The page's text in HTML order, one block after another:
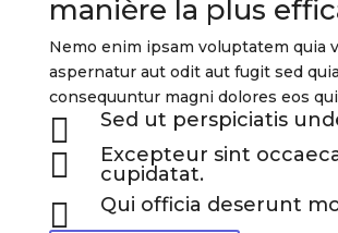
manière la plus
Nemo enim ipsam voluptatem quia
aspernatur aut odit aut fugit sed quia
consequuntur magni dolores eos
 Sed ut perspiciatis

Excepteur sint
cupidatat.
 Qui officia deserunt